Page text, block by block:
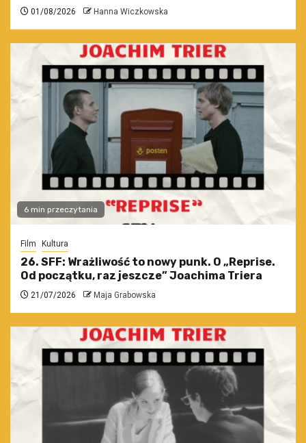
01/08/2026 Hanna Wiczkowska
6 min przeczytania
Film Kultura
26. SFF: Wrażliwość to nowy punk. O „Reprise.
Od początku, raz jeszcze” Joachima Triera
21/07/2026 Maja Grabowska